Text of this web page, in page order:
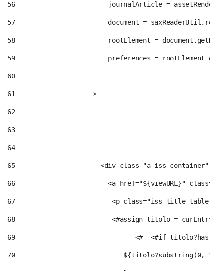
56
journalArticle =
57
document =
58
rootElement =
59
preferences =
60
61
                    >
62
63
64
65
<div class="a-iss-container"
66
<a href="${viewURL}"
67
<p class="iss-title-
68
<#assign titolo =
69
<#--
70
${titolo?substring(0,